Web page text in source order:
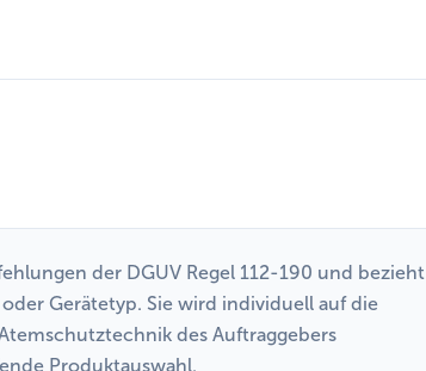
der DGUV Regel 112-190 und bezieht
Gerätetyp. Sie wird individuell auf die
des Auftraggebers
Produktauswahl.